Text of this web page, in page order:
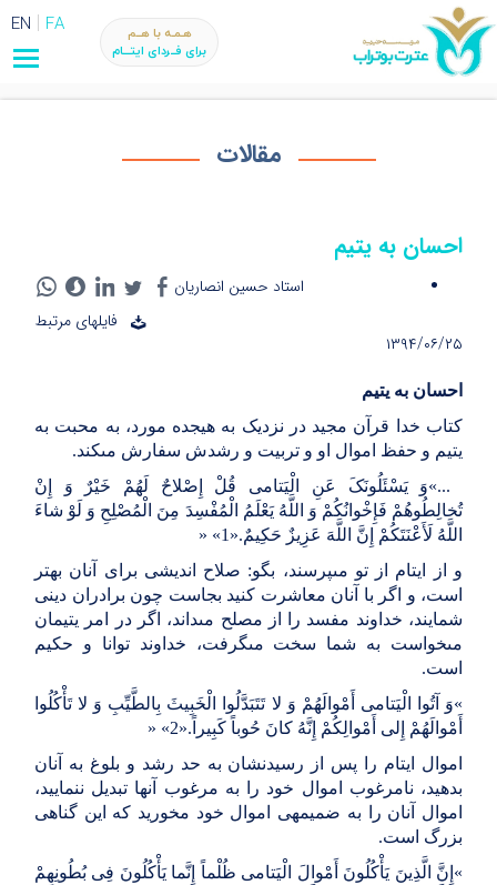
FA
EN
هـمـه با هــم
برای فــردای ایتـــام
مقالات
احسان به یتیم
استاد حسین انصاریان
فایلهای مرتبط
۱۳۹۴/۰۶/۲۵
احسان به یتیم‏
کتاب خدا قرآن مجید در نزدیک به هیجده مورد، به محبت به
یتیم و حفظ اموال او و تربیت و رشدش سفارش مى‏کند.
«...وَ یَسْئَلُونَکَ عَنِ الْیَتامى‏ قُلْ إِصْلاحٌ لَهُمْ خَیْرٌ وَ إِنْ
تُخالِطُوهُمْ فَإِخْوانُکُمْ وَ اللَّهُ یَعْلَمُ الْمُفْسِدَ مِنَ الْمُصْلِحِ وَ لَوْ شاءَ
اللَّهُ لَأَعْنَتَکُمْ إِنَّ اللَّهَ عَزِیزٌ حَکِیمٌ» «1».
و از ایتام از تو مى‏پرسند، بگو: صلاح اندیشى براى آنان بهتر
است، و اگر با آنان معاشرت کنید بجاست چون برادران دینى
شمایند، خداوند مفسد را از مصلح مى‏داند، اگر در امر یتیمان
مى‏خواست به شما سخت مى‏گرفت، خداوند توانا و حکیم
است.
«وَ آتُوا الْیَتامى‏ أَمْوالَهُمْ وَ لا تَتَبَدَّلُوا الْخَبِیثَ بِالطَّیِّبِ وَ لا تَأْکُلُوا
أَمْوالَهُمْ إِلى‏ أَمْوالِکُمْ إِنَّهُ کانَ حُوباً کَبِیراً » «2».
اموال ایتام را پس از رسیدنشان به حد رشد و بلوغ به آنان
بدهید، نامرغوب اموال خود را به مرغوب آنها تبدیل ننمایید،
اموال آنان را به ضمیمه‏ى اموال خود مخورید که این گناهى
بزرگ است.
« إِنَّ الَّذِینَ یَأْکُلُونَ أَمْوالَ الْیَتامى‏ ظُلْماً إِنَّما یَأْکُلُونَ فِی بُطُونِهِمْ